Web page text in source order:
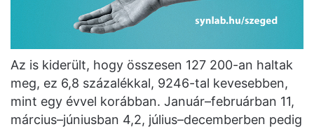
Az is kiderült, hogy összesen 127 200-an haltak
meg, ez 6,8 százalékkal, 9246-tal kevesebben,
mint egy évvel korábban. Január–februárban 11,
március–júniusban 4,2, július–decemberben pedig